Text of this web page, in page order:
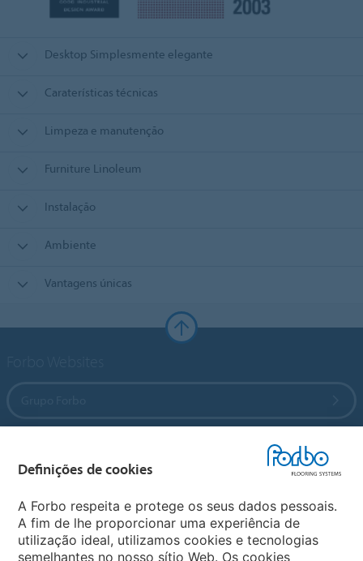
Desktop Simplesmente elegante
Caraterísticas técnicas
Limpeza e manutenção
Furniture Linoleum
Instalação
Ambiente
Vantagens únicas
Definições de cookies
A Forbo respeita e protege os seus dados pessoais.
A fim de lhe proporcionar uma experiência de
utilização ideal, utilizamos cookies e tecnologias
semelhantes no nosso sítio Web. Os cookies